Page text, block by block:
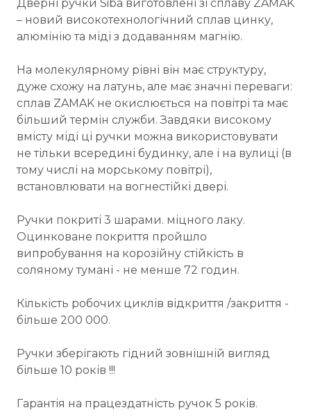
Дверні ручки Siba виготовлені зі сплаву ZAMAK
– новий високотехнологічний сплав цинку,
алюмінію та міді з додаванням магнію.
На молекулярному рівні він має структуру,
дуже схожу на латунь, але має значні переваги:
сплав ZAMAK не окислюється на повітрі та має
більший термін служби. Завдяки високому
вмісту міді ці ручки можна використовувати
не тільки всередині будинку, але і на вулиці (в
тому числі на морському повітрі),
встановлювати на вогнестійкі двері.
Ручки покриті 3 шарами. міцного лаку.
Оцинковане покриття пройшло
випробування на корозійну стійкість в
соляному тумані - не менше 72 годин.
Кількість робочих циклів відкриття /закриття -
більше 200 000.
Ручки зберігають гідний зовнішній вигляд
більше 10 років !!!
Гарантія на працездатність ручок 5 років.